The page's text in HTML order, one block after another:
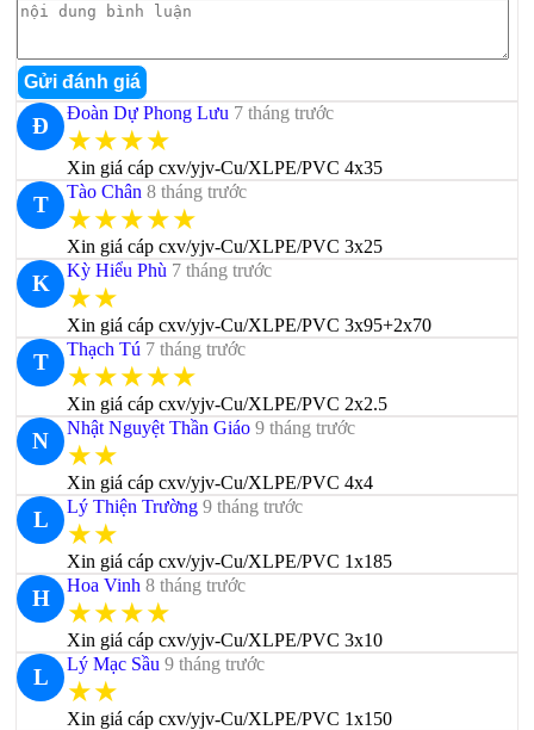
Gửi đánh giá
Đ
Đoàn Dự Phong Lưu 7 tháng trước
★★★★
Xin giá cáp cxv/yjv-Cu/XLPE/PVC 4x35
T
Tào Chân 8 tháng trước
★★★★★
Xin giá cáp cxv/yjv-Cu/XLPE/PVC 3x25
K
Kỳ Hiểu Phù 7 tháng trước
★★
Xin giá cáp cxv/yjv-Cu/XLPE/PVC 3x95+2x70
T
Thạch Tú 7 tháng trước
★★★★★
Xin giá cáp cxv/yjv-Cu/XLPE/PVC 2x2.5
N
Nhật Nguyệt Thần Giáo 9 tháng trước
★★
Xin giá cáp cxv/yjv-Cu/XLPE/PVC 4x4
L
Lý Thiện Trường 9 tháng trước
★★
Xin giá cáp cxv/yjv-Cu/XLPE/PVC 1x185
H
Hoa Vinh 8 tháng trước
★★★★
Xin giá cáp cxv/yjv-Cu/XLPE/PVC 3x10
L
Lý Mạc Sầu 9 tháng trước
★★
Xin giá cáp cxv/yjv-Cu/XLPE/PVC 1x150